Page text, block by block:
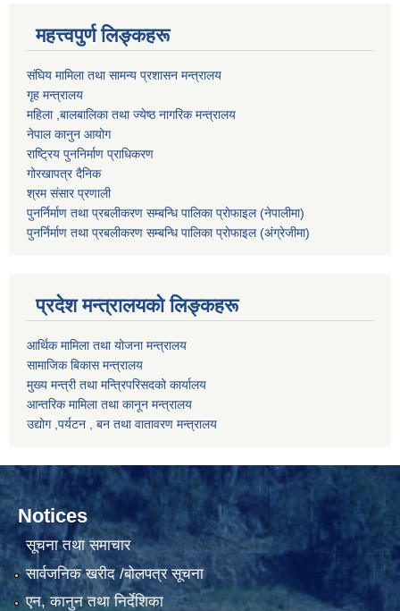
महत्त्वपुर्ण लिङ्कहरू
संघिय मामिला तथा सामन्य प्रशासन मन्त्रालय
गृह मन्त्रालय
महिला ,बालबालिका तथा ज्येष्ठ नागरिक मन्त्रालय
नेपाल कानुन आयोग
राष्ट्रिय पुननिर्माण प्राधिकरण
गोरखापत्र दैनिक
श्रम संसार प्रणाली
पुनर्निर्माण तथा प्रबलीकरण सम्बन्धि पालिका प्राेफाइल (नेपालीमा)
पुनर्निर्माण तथा प्रबलीकरण सम्बन्धि पालिका प्राेफाइल(अंग्रेजीमा)
प्रदेश मन्त्रालयको लिङ्कहरू
आर्थिक मामिला तथा योजना मन्त्रालय
सामाजिक बिकास मन्त्रालय
मुख्य मन्त्री तथा मन्त्रिपरिसदको कार्यालय
आन्तरिक मामिला तथा कानून मन्त्रालय
उद्योग ,पर्यटन , बन तथा वातावरण मन्त्रालय
Notices
सूचना तथा समाचार
सार्वजनिक खरीद /बोलपत्र सूचना
एन, कानुन तथा निर्देशिका